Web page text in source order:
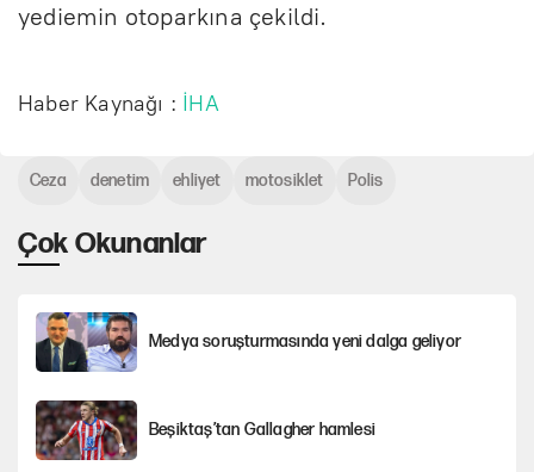
yediemin otoparkına çekildi.
Haber Kaynağı : İHA
Çok Okunanlar
Medya soruşturmasında yeni dalga geliyor
Beşiktaş’tan Gallagher hamlesi
Ceza denetim ehliyet motosiklet Polis